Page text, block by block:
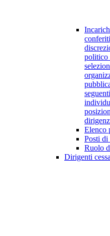
politico
Elenco
Posti
Ruolo
Dirigenti